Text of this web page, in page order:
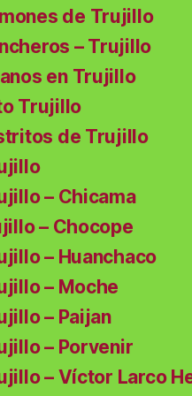
de Trujillo
– Trujillo
en Trujillo
Trujillo
de Trujillo
– Chicama
– Chocope
– Huanchaco
– Moche
– Paijan
– Porvenir
– Víctor Larco